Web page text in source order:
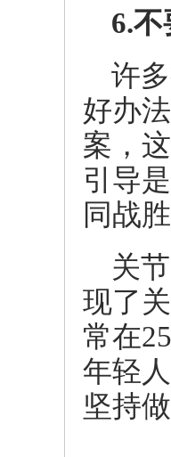
6.
许
好办
案，
引导
同战
关
现了
常在
年轻
坚持